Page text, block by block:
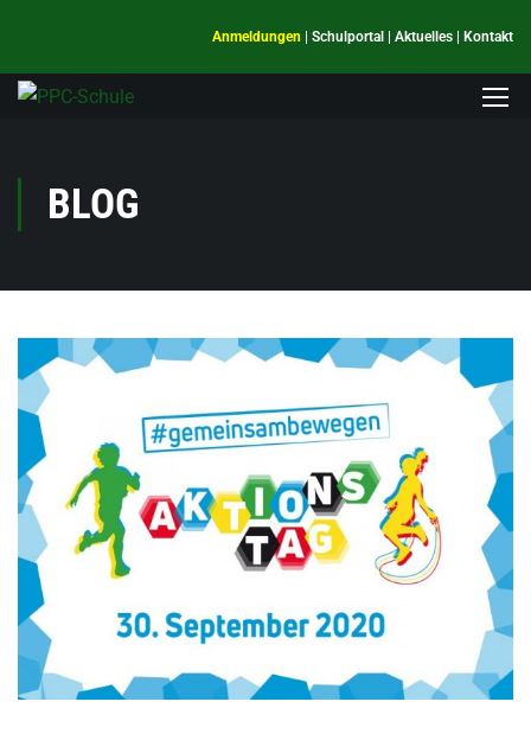
Anmeldungen Schulportal Aktuelles Kontakt
BLOG